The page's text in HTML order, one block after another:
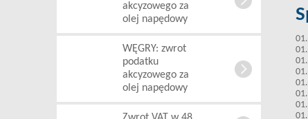
akcyzowego za
olej napędowy
WĘGRY: zwrot
podatku
akcyzowego za
olej napędowy